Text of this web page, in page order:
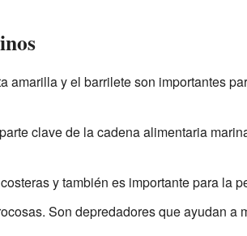
amarilla y el barrilete son importantes
clave de la cadena alimentaria
y también es importante para la
Son depredadores que ayudan a